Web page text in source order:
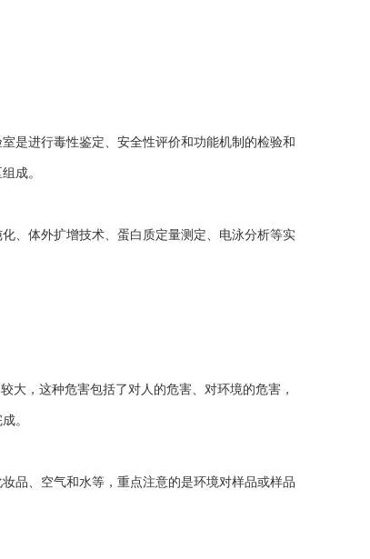
是进行毒性鉴定、安全性评价和功能机制的检验和
成。
、体外扩增技术、蛋白质定量测定、电泳分析等实
大，这种危害包括了对人的危害、对环境的危害，
。
品、空气和水等，重点注意的是环境对样品或样品